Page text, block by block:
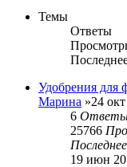
Темы
Ответы
Удобрения для
Марина »24
6
25766
19 июн